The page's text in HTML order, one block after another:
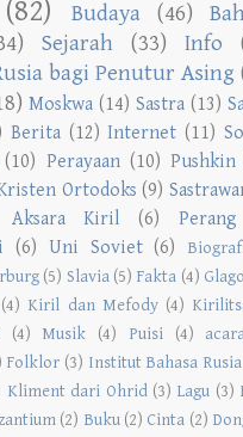
(82) Budaya (46)
Sejarah (33) Info
bagi Penutur Asing
Moskwa (14) Sastra (13)
Berita (12) Internet (11)
(10) Perayaan (10) Pushkin
Ortodoks (9)
Aksara Kiril (6) Perang
(6) Uni Soviet (6)
(5) Slavia (5) Fakta (4)
(4) Kiril dan Mefody (4)
(4) Musik (4) Puisi (4)
Folklor (3) Institut Bahasa Rusia
Kliment dari Ohrid (3) Lagu (3)
(2) Buku (2) Cinta (2)